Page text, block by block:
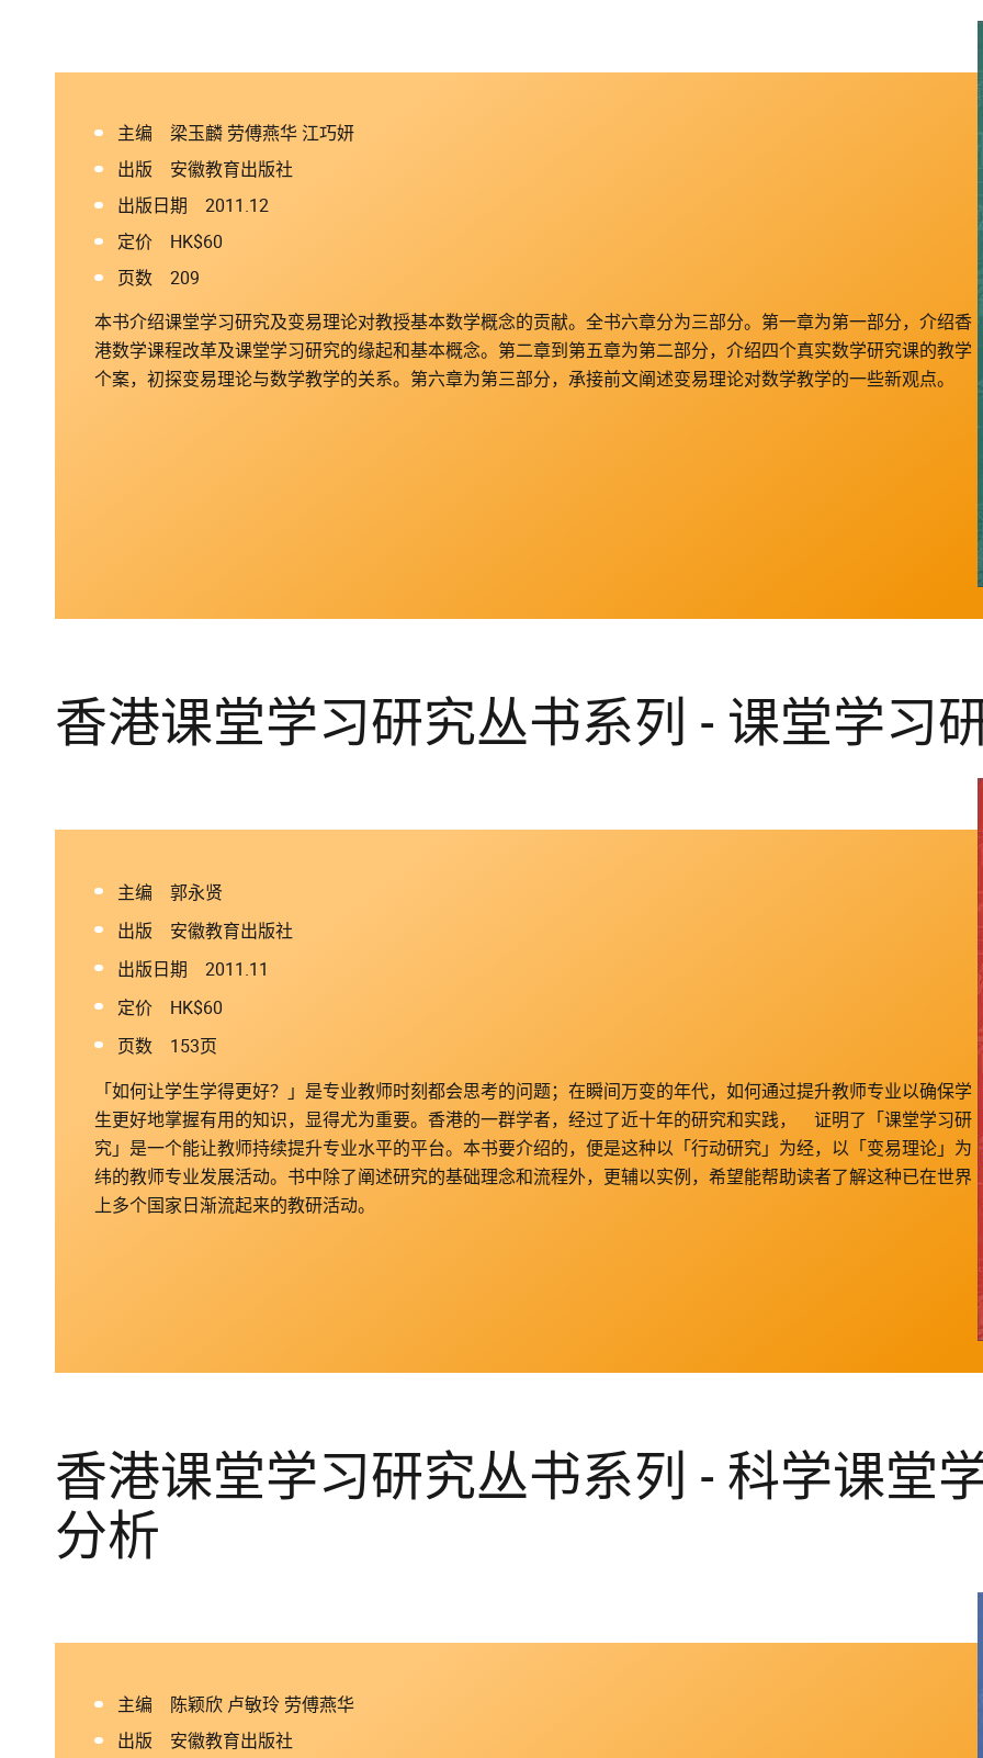
主编 梁玉麟 劳傅燕华 江巧妍
出版 安徽教育出版社
出版日期 2011.12
定价 HK$60
页数 209
本书介绍课堂学习研究及变易理论对教授基本数学概念的贡献。全书六章分为三部分。第一章为第一部分，介绍香
港数学课程改革及课堂学习研究的缘起和基本概念。第二章到第五章为第二部分，介绍四个真实数学研究课的教学
个案，初探变易理论与数学教学的关系。第六章为第三部分，承接前文阐述变易理论对数学教学的一些新观点。
香港课堂学习研究丛书系列 - 课堂学习
主编 郭永贤
出版 安徽教育出版社
出版日期 2011.11
定价 HK$60
页数 153页
「如何让学生学得更好？」是专业教师时刻都会思考的问题；在瞬间万变的年代，如何通过提升教师专业以确保学
生更好地掌握有用的知识，显得尤为重要。香港的一群学者，经过了近十年的研究和实践， 证明了「课堂学习研
究」是一个能让教师持续提升专业水平的平台。本书要介绍的，便是这种以「行动研究」为经，以「变易理论」为
纬的教师专业发展活动。书中除了阐述研究的基础理念和流程外，更辅以实例，希望能帮助读者了解这种已在世界
上多个国家日渐流起来的教研活动。
香港课堂学习研究丛书系列 - 科学课堂
分析
主编 陈颖欣 卢敏玲 劳傅燕华
出版 安徽教育出版社